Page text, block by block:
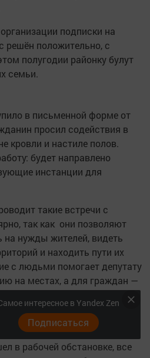
подписки на
решён положительно, с
полугодии районку булут
семьи.
в письменной форме от
просил содействия в
кровли и настиле полов.
будет направлено
инстанции для
такие встречи с
так как они позволяют
на нужды жителей, видеть
и находить пути их
с людьми помогает депутату
на местах, а для граждан —
донести свои вопросы до
помощь или
в рабочей обстановке, все
интересное в Yandex Zen
Подписаться